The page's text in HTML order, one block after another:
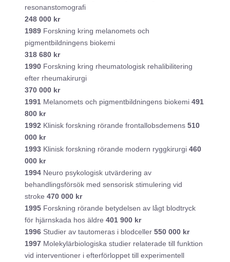
resonanstomografi
248 000 kr
1989 Forskning kring melanomets och
pigmentbildningens biokemi
318 680 kr
1990 Forskning kring rheumatologisk rehalibilitering
efter rheumakirurgi
370 000 kr
1991 Melanomets och pigmentbildningens biokemi 491
800 kr
1992 Klinisk forskning rörande frontallobsdemens 510
000 kr
1993 Klinisk forskning rörande modern ryggkirurgi 460
000 kr
1994 Neuro psykologisk utvärdering av
behandlingsförsök med sensorisk stimulering vid
stroke 470 000 kr
1995 Forskning rörande betydelsen av lågt blodtryck
för hjärnskada hos äldre 401 900 kr
1996 Studier av tautomeras i blodceller 550 000 kr
1997 Molekylärbiologiska studier relaterade till funktion
vid interventioner i efterförloppet till experimentell